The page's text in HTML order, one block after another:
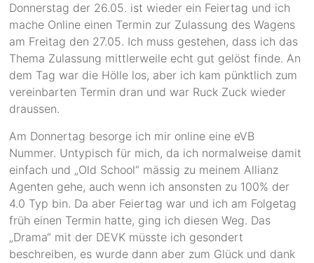
Donnerstag der 26.05. ist wieder ein Feiertag und ich
mache Online einen Termin zur Zulassung des Wagens
am Freitag den 27.05. Ich muss gestehen, dass ich das
Thema Zulassung mittlerweile echt gut gelöst finde. An
dem Tag war die Hölle los, aber ich kam pünktlich zum
vereinbarten Termin dran und war Ruck Zuck wieder
draussen.
Am Donnertag besorge ich mir online eine eVB
Nummer. Untypisch für mich, da ich normalweise damit
einfach und „Old School“ mässig zu meinem Allianz
Agenten gehe, auch wenn ich ansonsten zu 100% der
4.0 Typ bin. Da aber Feiertag war und ich am Folgetag
früh einen Termin hatte, ging ich diesen Weg. Das
„Drama“ mit der DEVK müsste ich gesondert
beschreiben, es wurde dann aber zum Glück und dank